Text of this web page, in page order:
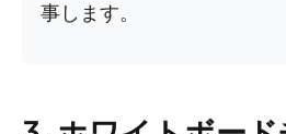
事します。